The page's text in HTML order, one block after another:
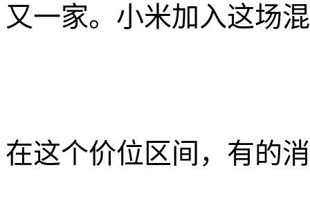
又一家。小米加入这场
在这个价位区间，有的